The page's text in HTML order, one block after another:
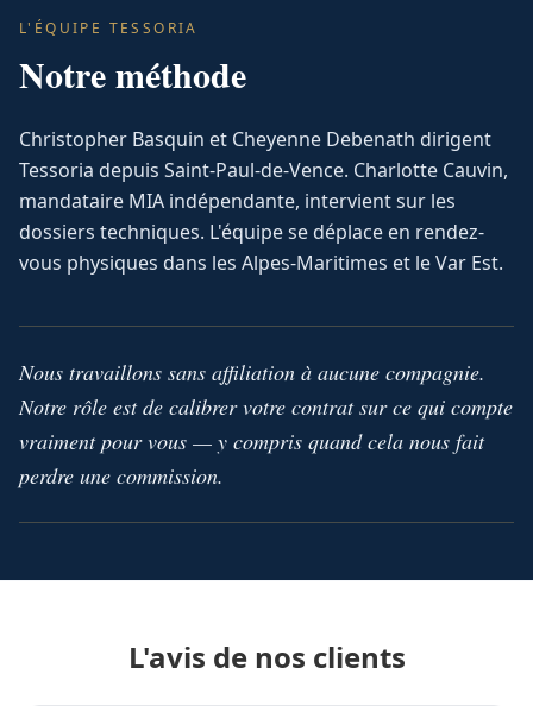
L'ÉQUIPE TESSORIA
Notre méthode
Christopher Basquin et Cheyenne Debenath dirigent
Tessoria depuis Saint-Paul-de-Vence. Charlotte Cauvin,
mandataire MIA indépendante, intervient sur les
dossiers techniques. L'équipe se déplace en rendez-
vous physiques dans les Alpes-Maritimes et le Var Est.
Nous travaillons sans affiliation à aucune compagnie.
Notre rôle est de calibrer votre contrat sur ce qui compte
vraiment pour vous — y compris quand cela nous fait
perdre une commission.
L'avis de nos clients